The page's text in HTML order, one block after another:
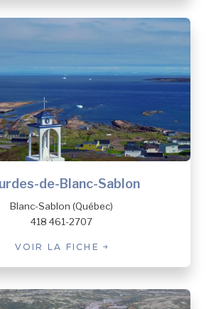
de-Blanc-Sablon
Blanc-Sablon (Québec)
418 461-2707
VOIR LA FICHE